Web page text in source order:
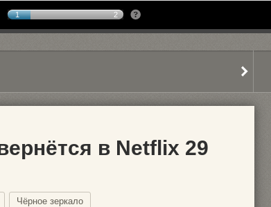
1 2
в Netflix 29
Чёрное зеркало